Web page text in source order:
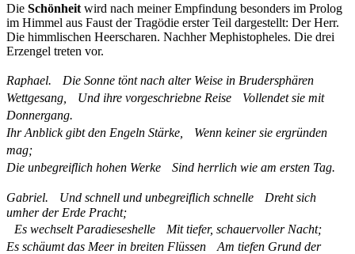
Die Schönheit wird nach meiner Empfindung besonders im Prolog
im Himmel aus Faust der Tragödie erster Teil dargestellt: Der Herr.
Die himmlischen Heerscharen. Nachher Mephistopheles. Die drei
Erzengel treten vor.
Raphael. Die Sonne tönt nach alter Weise in Brudersphären
Wettgesang, Und ihre vorgeschriebne Reise Vollendet sie mit
Donnergang.
Ihr Anblick gibt den Engeln Stärke, Wenn keiner sie ergründen
mag;
Die unbegreiflich hohen Werke Sind herrlich wie am ersten Tag.
Gabriel. Und schnell und unbegreiflich schnelle Dreht sich
umher der Erde Pracht;
Es wechselt Paradieseshelle Mit tiefer, schauervoller Nacht;
Es schäumt das Meer in breiten Flüssen Am tiefen Grund der